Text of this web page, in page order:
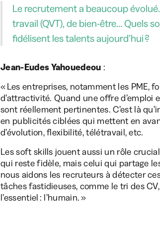
Le recrutement a beaucoup
travail (QVT), de bien-être… Quels
fidélisent les talents aujourd’hui ?
Jean-Eudes Yahouedeou :
« Les entreprises, notamment les PME,
d’attractivité. Quand une offre d’emploi
sont réellement pertinentes. C’est là
en publicités ciblées qui mettent en
d’évolution, flexibilité, télétravail, etc.
Les soft skills jouent aussi un rôle
qui reste fidèle, mais celui qui partage
nous aidons les recruteurs à détecter
tâches fastidieuses, comme le tri des
l’essentiel : l’humain. »